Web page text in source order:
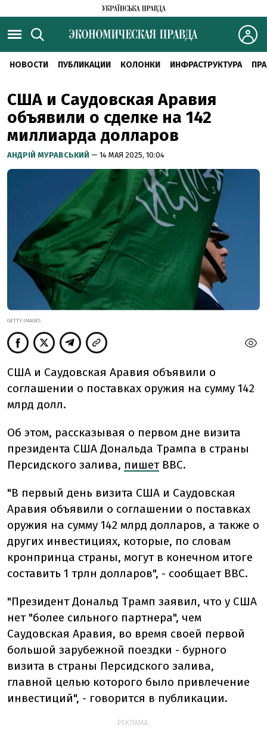
НОВОСТИ ПУБЛИКАЦИИ КОЛОНКИ ИНФРАСТРУКТУРА
США и Саудовская Аравия
объявили о сделке на 142
миллиарда долларов
АНДРІЙ МУРАВСЬКИЙ — 14 МАЯ 2025, 10:04
GETTY IMAGES
США и Саудовская Аравия объявили о
соглашении о поставках оружия на сумму 142
млрд долл.
Об этом, рассказывая о первом дне визита
президента США Дональда Трампа в страны
Персидского залива, пишет BBC.
"В первый день визита США и Саудовская
Аравия объявили о соглашении о поставках
оружия на сумму 142 млрд долларов, а также о
других инвестициях, которые, по словам
кронпринца страны, могут в конечном итоге
составить 1 трлн долларов", - сообщает BBC.
"Президент Дональд Трамп заявил, что у США
нет "более сильного партнера", чем
Саудовская Аравия, во время своей первой
большой зарубежной поездки - бурного
визита в страны Персидского залива,
главной целью которого было привлечение
инвестиций", - говорится в публикации.
РЕКЛАМА: